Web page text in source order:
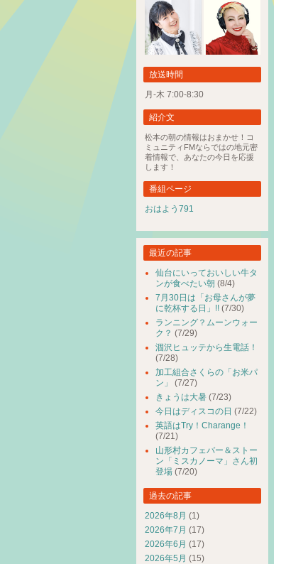
放送時間
月-木 7:00-8:30
紹介文
松本の朝の情報はおまかせ！コ
ミュニティFMならではの地元密
着情報で、あなたの今日を応援
します！
番組ページ
おはよう791
最近の記事
仙台にいっておいしい牛タ
ンが食べたい朝 (8/4)
7月30日は「お母さんが夢
に乾杯する日」!! (7/30)
ランニング？ムーンウォー
ク？ (7/29)
涸沢ヒュッテから生電話！
(7/28)
加工組合さくらの「お米パ
ン」
(7/27)
きょうは大暑 (7/23)
今日はディスコの日 (7/22)
英語はTry！Charange！
(7/21)
山形村カフェバー＆ストー
ン「ミスカノーマ」さん初
登場 (7/20)
過去の記事
2026年8月 (1)
2026年7月 (17)
2026年6月 (17)
2026年5月 (15)